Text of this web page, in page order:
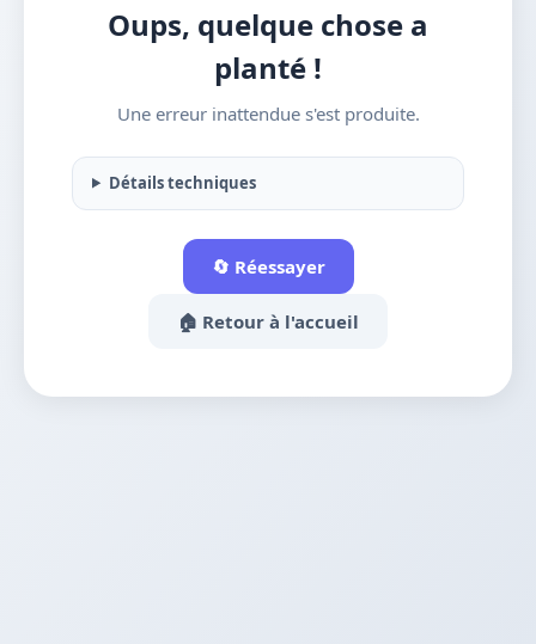
Oups, quelque chose a
planté !
Une erreur inattendue s'est produite.
Détails techniques
🔄 Réessayer
🏠 Retour à l'accueil